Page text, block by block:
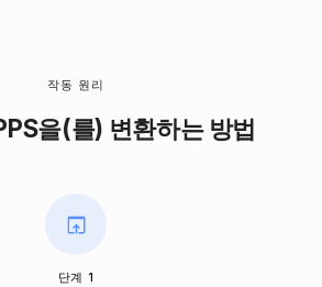
작동 원리
을(를) 변환하는 방법
단계 1